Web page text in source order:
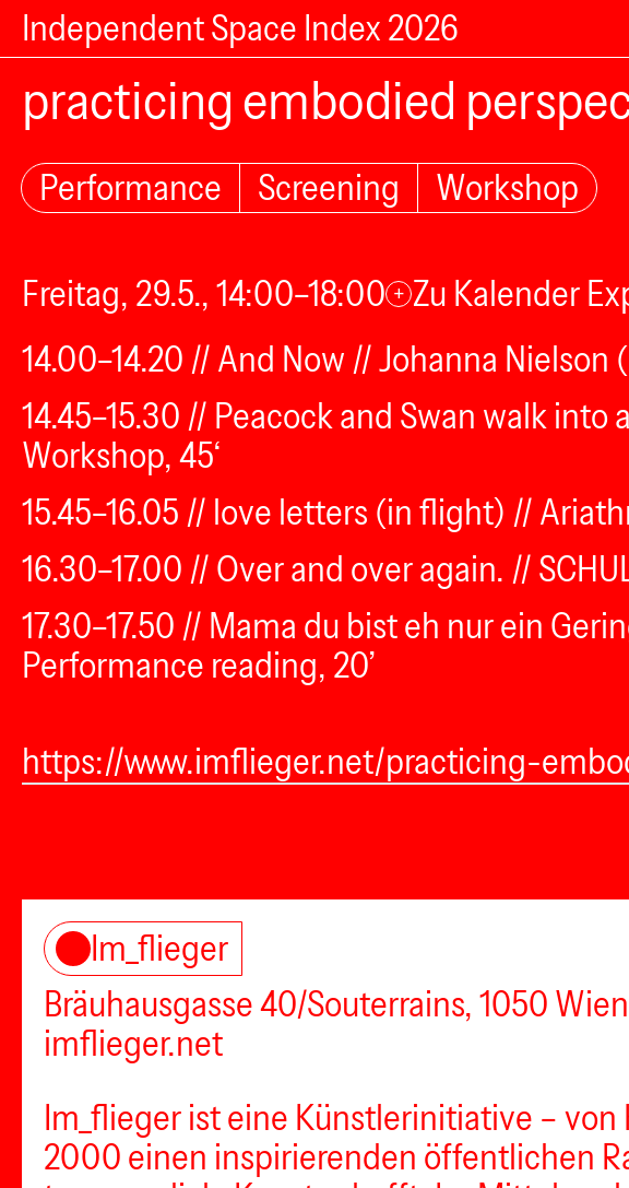
Independent Space Index 2026
practicing embodied
Performance Screening Workshop
Freitag, 29.5., 14:00–18:00 + Zu Kalender
14.00–14.20 // And Now // Johanna
14.45–15.30 // Peacock and Swan walk into
Workshop, 45‘
15.45–16.05 // love letters (in flight) //
16.30–17.00 // Over and over again. //
17.30–17.50 // Mama du bist eh nur ein
Performance reading, 20’
https://www.imflieger.net/practicing-
Im_flieger
Bräuhausgasse 40/Souterrains, 1050 Wien
imflieger.net
Im_flieger ist eine Künstlerinitiative –
2000 einen inspirierenden öffentlichen